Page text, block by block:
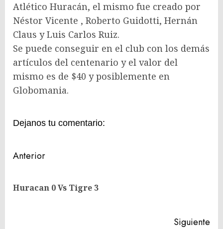
Atlético Huracán, el mismo fue creado por
Néstor Vicente , Roberto Guidotti, Hernán
Claus y Luis Carlos Ruiz.
Se puede conseguir en el club con los demás
artículos del centenario y el valor del
mismo es de $40 y posiblemente en
Globomania.
Dejanos tu comentario:
Navegación
entradas
Anterior
Huracan 0 Vs Tigre 3
Siguiente